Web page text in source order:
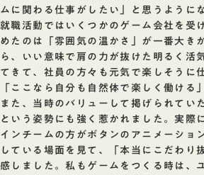
ムに関わる仕事がしたい」と思うように
就職活動ではいくつかのゲーム会社を受
めたのは「雰囲気の温かさ」が一番大き
ら、いい意味で肩の力が抜けた明るく活
てきて、社員の方々も元気で楽しそうに
「ここなら自分も自然体で楽しく働ける
また、当時のバリューして掲げられてい
という姿勢にも強く惹かれました。実際
インチームの方がボタンのアニメーショ
している場面を見て、「本当にこだわり
感しました。私もゲームをつくる時は、